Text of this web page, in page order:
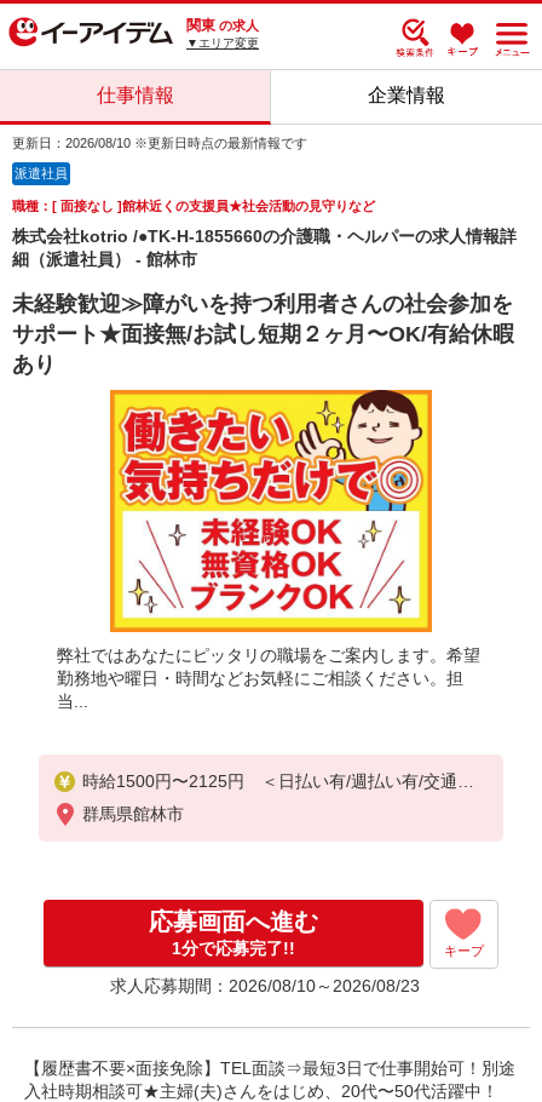
関東 の求人
▼エリア変更
仕事情報 企業情報
更新日：2026/08/10 ※更新日時点の最新情報です
派遣社員
職種：[ 面接なし ]館林近くの支援員★社会活動の見守りなど
株式会社kotrio /●TK-H-1855660の介護職・ヘルパーの求人情報詳
細（派遣社員） - 館林市
未経験歓迎≫障がいを持つ利用者さんの社会参加を
サポート★面接無/お試し短期２ヶ月〜OK/有給休暇
あり
弊社ではあなたにピッタリの職場をご案内します。希望
勤務地や曜日・時間などお気軽にご相談ください。担
当...
時給1500円〜2125円 ＜日払い有/週払い有/交通費
全支給(ガソリン代含む)＞
群馬県館林市
応募画面へ進む
1分で応募完了!! キープ
求人応募期間：2026/08/10～2026/08/23
【履歴書不要×面接免除】TEL面談⇒最短3日で仕事開始可！別途
入社時期相談可★主婦(夫)さんをはじめ、20代〜50代活躍中！